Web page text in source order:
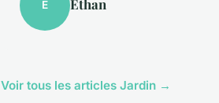
E Ethan
Voir tous les articles Jardin →